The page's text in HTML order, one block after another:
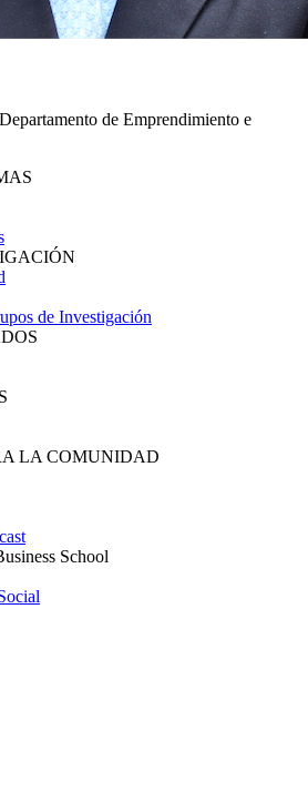
de Emprendimiento e
de Investigación
LA COMUNIDAD
School